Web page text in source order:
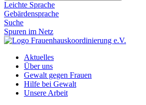
Leichte Sprache
Gebärdensprache
Suche
Spuren im Netz
Aktuelles
Über uns
Gewalt gegen Frauen
Hilfe bei Gewalt
Unsere Arbeit